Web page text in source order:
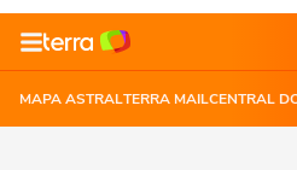
MAPA ASTRALTERRA MAILCENTRAL